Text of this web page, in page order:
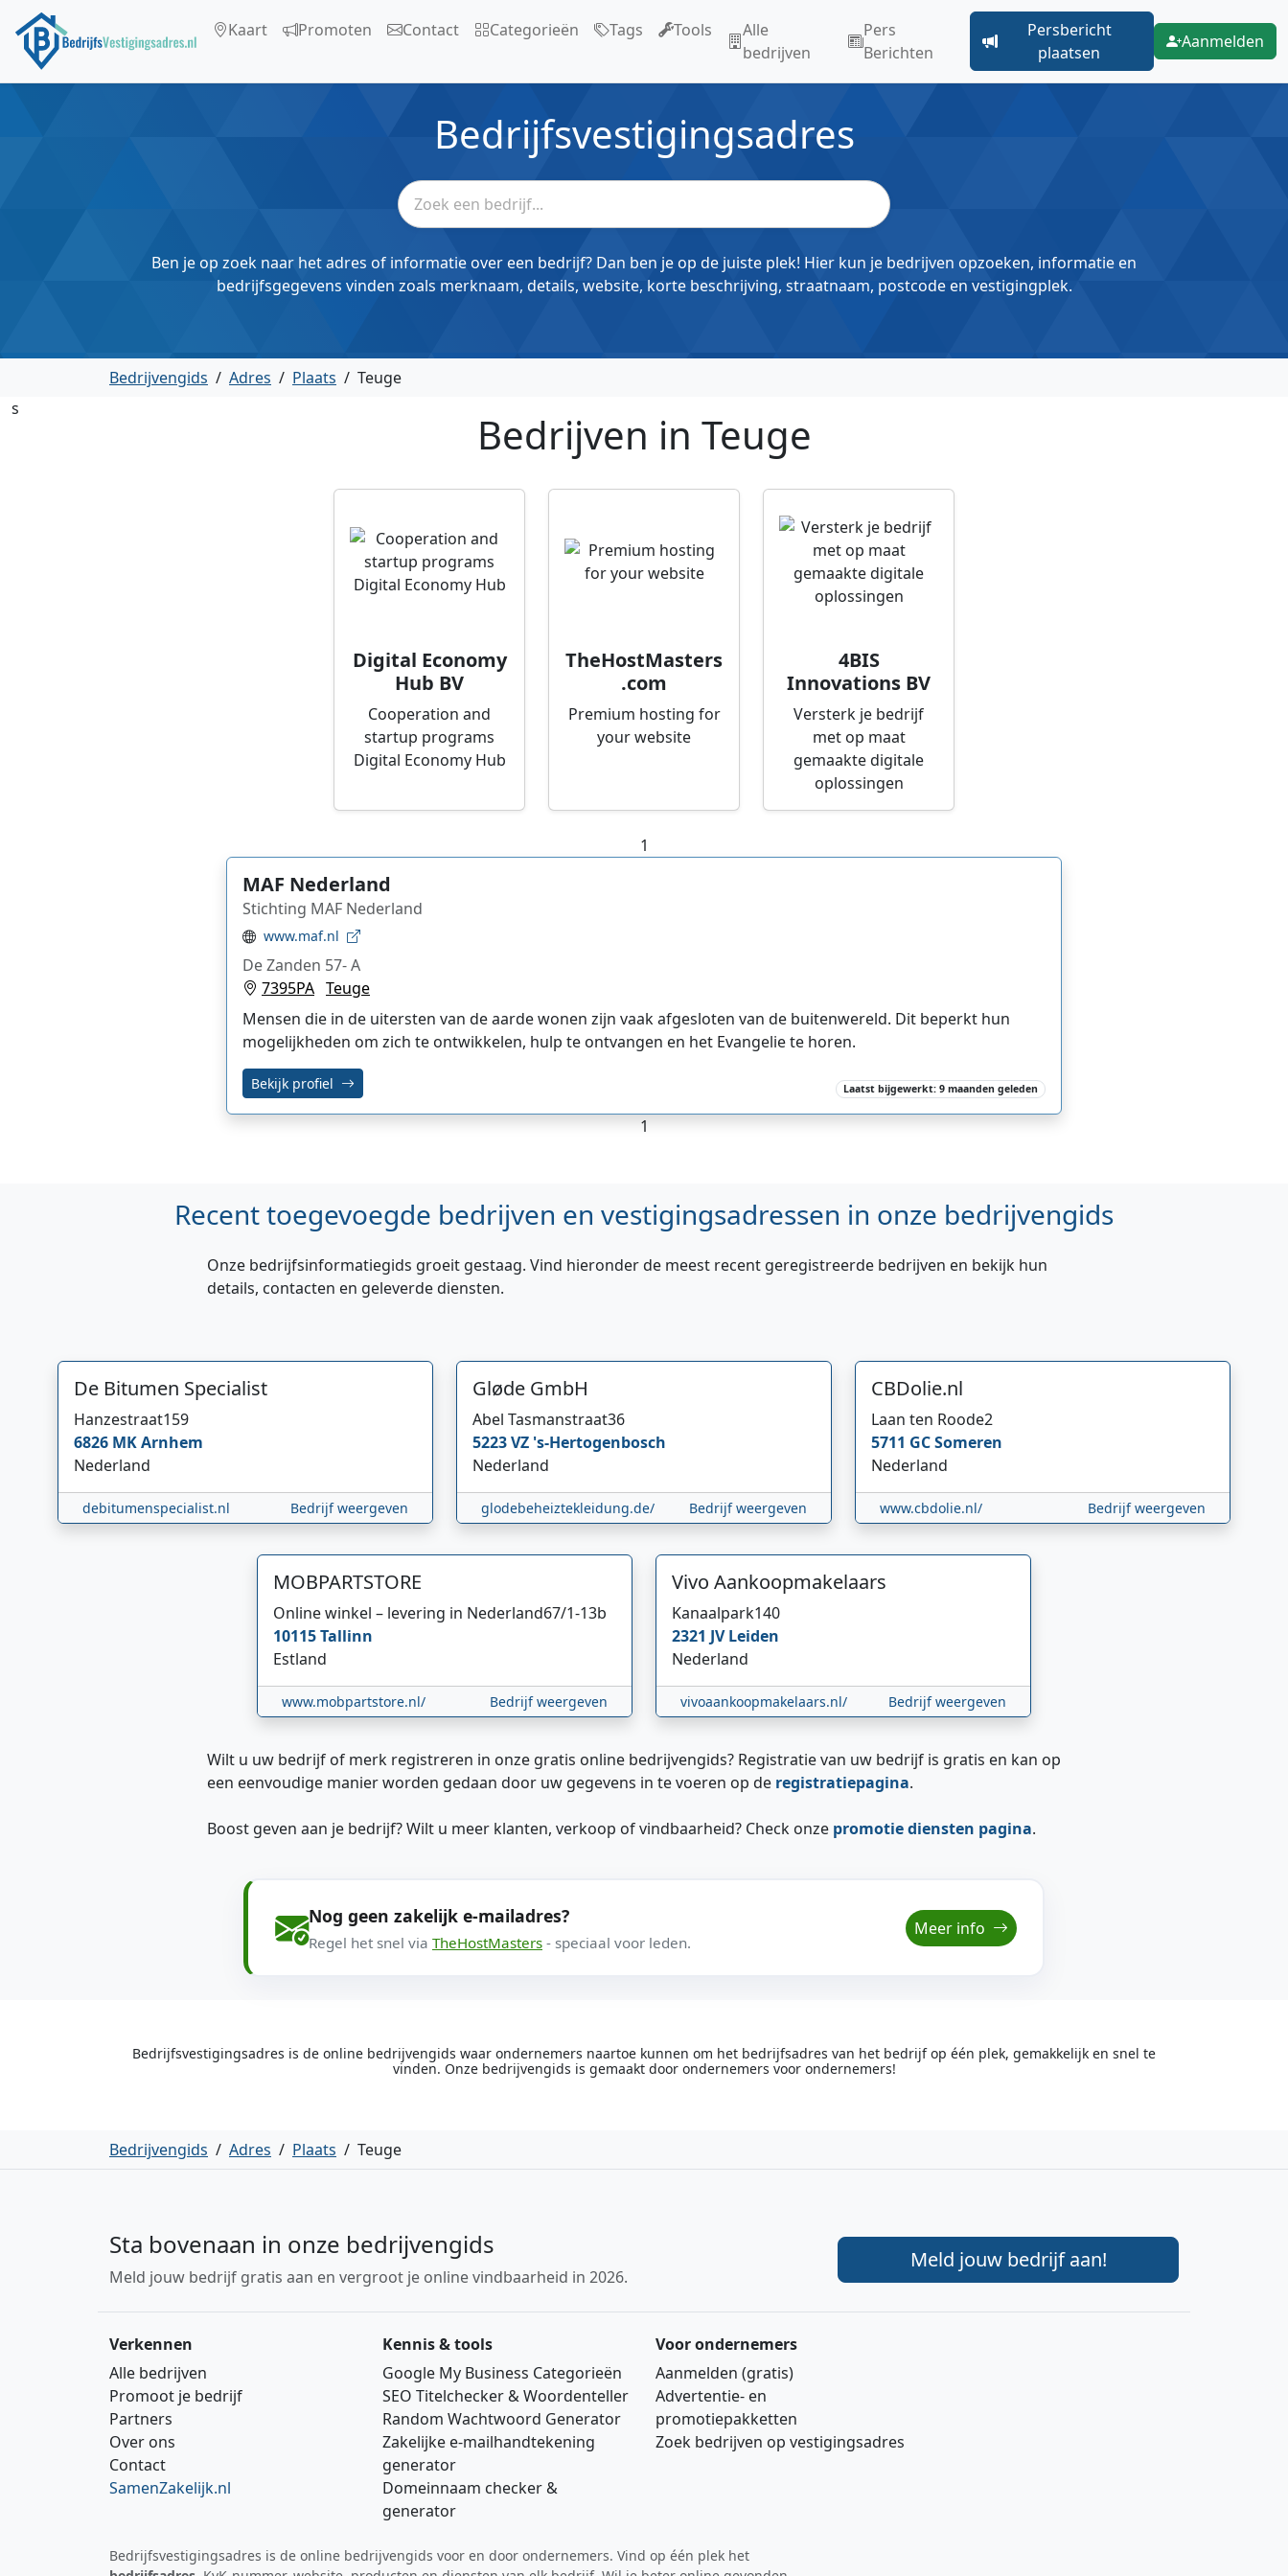
Kaart Promoten Contact Categorieën Tags Tools
Alle
bedrijven
Pers
Berichten
Persbericht
plaatsen
Aanmelden
Bedrijfsvestigingsadres
Ben je op zoek naar het adres of informatie over een bedrijf? Dan ben je op de juiste plek! Hier kun je bedrijven opzoeken, informatie en
bedrijfsgegevens vinden zoals merknaam, details, website, korte beschrijving, straatnaam, postcode en vestigingplek.
Bedrijvengids / Adres / Plaats / Teuge
s
Bedrijven in Teuge
Digital Economy
Hub BV
Cooperation and
startup programs
Digital Economy Hub
TheHostMasters
.com
Premium hosting for
your website
4BIS
Innovations BV
Versterk je bedrijf
met op maat
gemaakte digitale
oplossingen
1
MAF Nederland
Stichting MAF Nederland
www.maf.nl
De Zanden 57- A
7395PA Teuge
Mensen die in de uitersten van de aarde wonen zijn vaak afgesloten van de buitenwereld. Dit beperkt hun
mogelijkheden om zich te ontwikkelen, hulp te ontvangen en het Evangelie te horen.
Bekijk profiel Laatst bijgewerkt: 9 maanden geleden
1
Recent toegevoegde bedrijven en vestigingsadressen in onze bedrijvengids
Onze bedrijfsinformatiegids groeit gestaag. Vind hieronder de meest recent geregistreerde bedrijven en bekijk hun
details, contacten en geleverde diensten.
De Bitumen Specialist
Hanzestraat159
6826 MKArnhem
Nederland
debitumenspecialist.nl Bedrijf weergeven
Gløde GmbH
Abel Tasmanstraat36
5223 VZ 's-Hertogenbosch
Nederland
glodebeheiztekleidung.de/ Bedrijf weergeven
CBDolie.nl
Laan ten Roode2
5711 GCSomeren
Nederland
www.cbdolie.nl/ Bedrijf weergeven
MOBPARTSTORE
Online winkel – levering in Nederland67/1-13b
10115Tallinn
Estland
www.mobpartstore.nl/ Bedrijf weergeven
Vivo Aankoopmakelaars
Kanaalpark140
2321 JVLeiden
Nederland
vivoaankoopmakelaars.nl/ Bedrijf weergeven
Wilt u uw bedrijf of merk registreren in onze gratis online bedrijvengids? Registratie van uw bedrijf is gratis en kan op
een eenvoudige manier worden gedaan door uw gegevens in te voeren op de registratiepagina.
Boost geven aan je bedrijf? Wilt u meer klanten, verkoop of vindbaarheid? Check onze promotie diensten pagina.
Nog geen zakelijk e-mailadres?
Regel het snel via TheHostMasters - speciaal voor leden.
Meer info
Bedrijfsvestigingsadres is de online bedrijvengids waar ondernemers naartoe kunnen om het bedrijfsadres van het bedrijf op één plek, gemakkelijk en snel te
vinden. Onze bedrijvengids is gemaakt door ondernemers voor ondernemers!
Bedrijvengids / Adres / Plaats / Teuge
Sta bovenaan in onze bedrijvengids
Meld jouw bedrijf gratis aan en vergroot je online vindbaarheid in 2026.
Meld jouw bedrijf aan!
Verkennen
Alle bedrijven
Promoot je bedrijf
Partners
Over ons
Contact
SamenZakelijk.nl
Kennis & tools
Google My Business Categorieën
SEO Titelchecker & Woordenteller
Random Wachtwoord Generator
Zakelijke e‑mailhandtekening
generator
Domeinnaam checker &
generator
Voor ondernemers
Aanmelden (gratis)
Advertentie‑ en
promotiepakketten
Zoek bedrijven op vestigingsadres
Bedrijfsvestigingsadres is de online bedrijvengids voor en door ondernemers. Vind op één plek het